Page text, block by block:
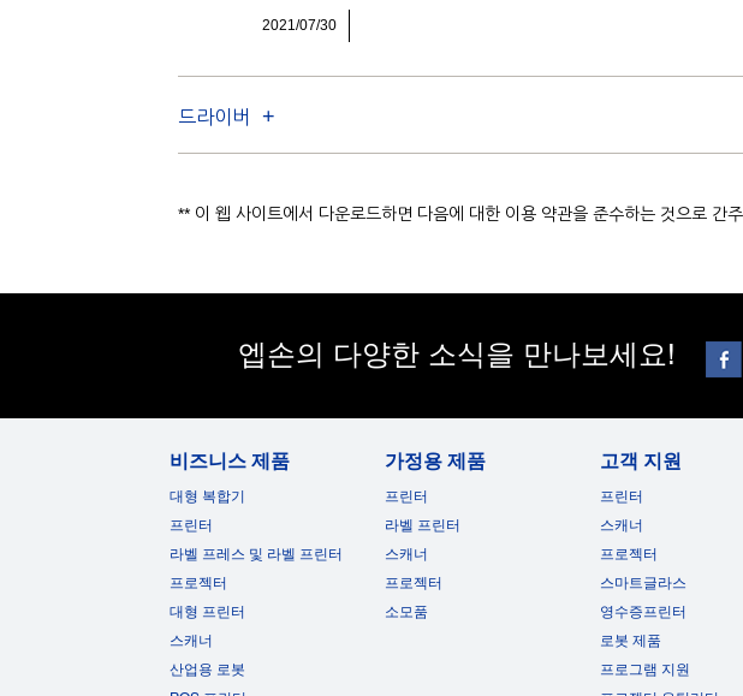
2021/07/30
드라이버
** 이 웹 사이트에서 다운로드하면 다음에 대한 이용 약관을 준수하는 것으로 간
엡손의 다양한 소식을 만나보세요!
비즈니스 제품
대형 복합기
프린터
라벨 프레스 및 라벨 프린터
프로젝터
대형 프린터
스캐너
산업용 로봇
가정용 제품
프린터
라벨 프린터
스캐너
프로젝터
소모품
고객 지원
프린터
스캐너
프로젝터
스마트글라스
영수증프린터
로봇 제품
프로그램 지원